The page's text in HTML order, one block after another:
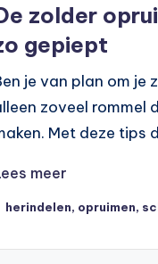
zolder
gepiept
je van plan om je
zoveel rommel
Met deze tips
meer
herindelen, opruimen,